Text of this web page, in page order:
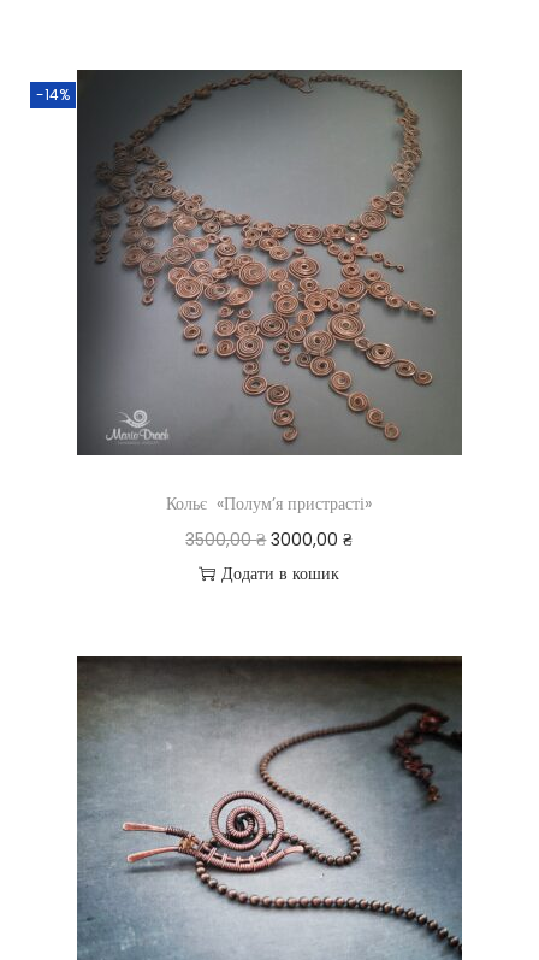
-14%
Кольє «Полум’я пристрасті»
3500,00₴ 3000,00₴
Додати в кошик